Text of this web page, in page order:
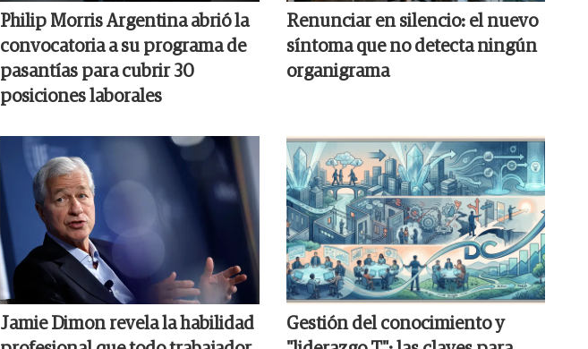
Philip Morris Argentina abrió la
convocatoria a su programa de
pasantías para cubrir 30
posiciones laborales
Renunciar en silencio: el nuevo
síntoma que no detecta ningún
organigrama
Jamie Dimon revela la habilidad
Gestión del conocimiento y